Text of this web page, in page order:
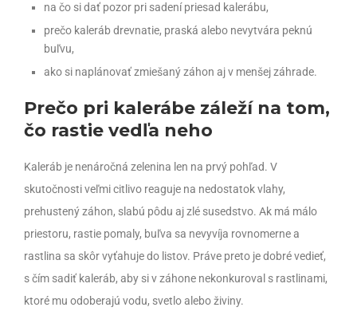
na čo si dať pozor pri sadení priesad kalerábu,
prečo kaleráb drevnatie, praská alebo nevytvára peknú
buľvu,
ako si naplánovať zmiešaný záhon aj v menšej záhrade.
Prečo pri kalerábe záleží na tom,
čo rastie vedľa neho
Kaleráb je nenáročná zelenina len na prvý pohľad. V
skutočnosti veľmi citlivo reaguje na nedostatok vlahy,
prehustený záhon, slabú pôdu aj zlé susedstvo. Ak má málo
priestoru, rastie pomaly, buľva sa nevyvíja rovnomerne a
rastlina sa skôr vyťahuje do listov. Práve preto je dobré vedieť,
s čím sadiť kaleráb, aby si v záhone nekonkuroval s rastlinami,
ktoré mu odoberajú vodu, svetlo alebo živiny.